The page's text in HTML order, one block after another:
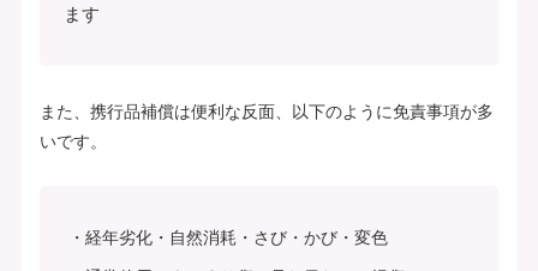
ます
また、携行品補償は便利な反面、以下のように免責事項が多
いです。
経年劣化・自然消耗・さび・かび・変色